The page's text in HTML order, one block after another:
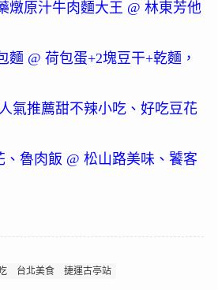
燉原汁牛肉麵大王 @ 林東芳他
麵 @ 荷包蛋+2塊豆干+乾麵，
氣推薦甜不辣小吃、好吃豆花
魯肉飯 @ 松山路美味、饕客
台北美食 捷運古亭站